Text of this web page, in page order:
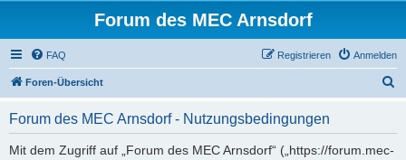
Forum des MEC Arnsdorf
FAQ Anmelden
Registrieren
Foren-Übersicht
Forum des MEC Arnsdorf - Nutzungsbedingungen
Mit dem Zugriff auf „Forum des MEC Arnsdorf“ („https://forum.mec-